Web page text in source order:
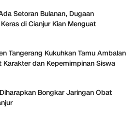
Setoran Bulanan, Dugaan
di Cianjur Kian Menguat
Tangerang Kukuhkan Tamu Ambalan
Karakter dan Kepemimpinan Siswa
Bongkar Jaringan Obat